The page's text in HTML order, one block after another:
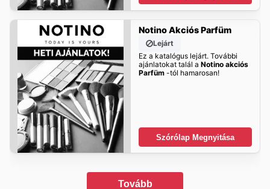
Notino Akciós Parfüm
Lejárt
Ez a katalógus lejárt. További
ajánlatokat talál a Notino akciós
Parfüm-tól hamarosan!
Szórólap Megnyitása
Tovább